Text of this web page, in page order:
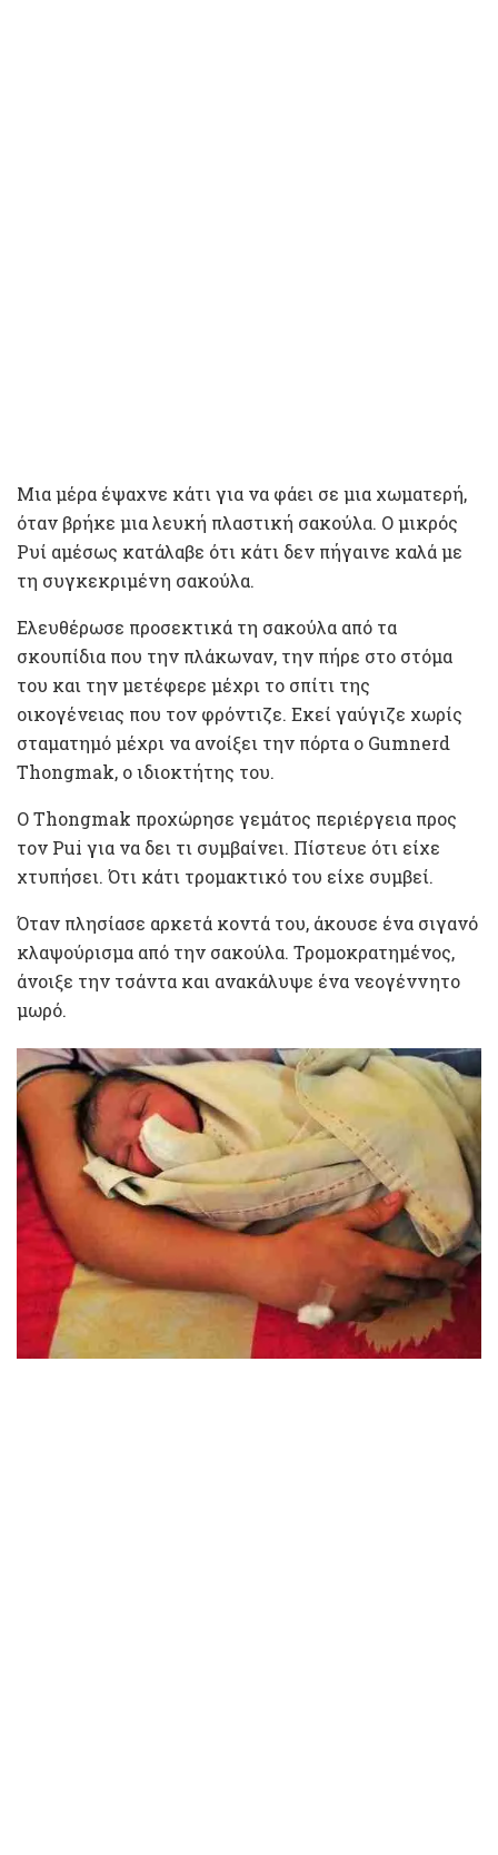
Μια μέρα έψαχνε κάτι για να φάει σε μια χωματερή,
όταν βρήκε μια λευκή πλαστική σακούλα. Ο μικρός
Ρυί αμέσως κατάλαβε ότι κάτι δεν πήγαινε καλά με
τη συγκεκριμένη σακούλα.
Ελευθέρωσε προσεκτικά τη σακούλα από τα
σκουπίδια που την πλάκωναν, την πήρε στο στόμα
του και την μετέφερε μέχρι το σπίτι της
οικογένειας που τον φρόντιζε. Εκεί γαύγιζε χωρίς
σταματημό μέχρι να ανοίξει την πόρτα ο Gumnerd
Thongmak, ο ιδιοκτήτης του.
Ο Thongmak προχώρησε γεμάτος περιέργεια προς
τον Pui για να δει τι συμβαίνει. Πίστευε ότι είχε
χτυπήσει. Ότι κάτι τρομακτικό του είχε συμβεί.
Όταν πλησίασε αρκετά κοντά του, άκουσε ένα σιγανό
κλαψούρισμα από την σακούλα. Τρομοκρατημένος,
άνοιξε την τσάντα και ανακάλυψε ένα νεογέννητο
μωρό.